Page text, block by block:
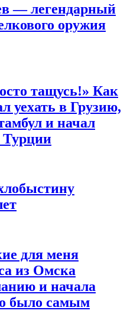
— легендарный
оружия
тащусь!» Как
уехать в Грузию,
и начал
Турции
для меня
из Омска
и начала
было самым